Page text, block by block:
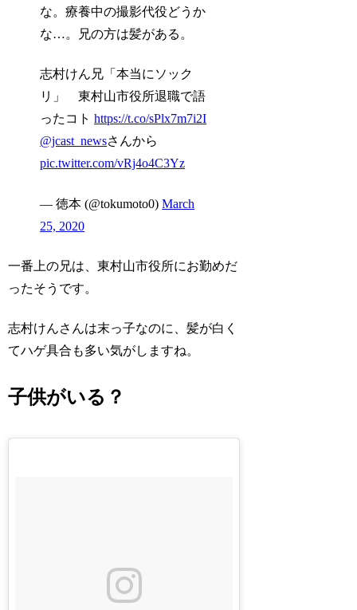
な。療養中の撮影代役どうか
な…。兄の方は髪がある。
志村けん兄「本当にソック
リ」 東村山市役所退職で語
ったコトhttps://t.co/sPlx7m7i2I
@jcast_newsさんから
pic.twitter.com/vRj4o4C3Yz
— 徳本 (@tokumoto0)March
25, 2020
一番上の兄は、東村山市役所にお勤めだ
ったそうです。
志村けんさんは末っ子なのに、髪が白く
てハゲ具合も多い気がしますね。
子供がいる？